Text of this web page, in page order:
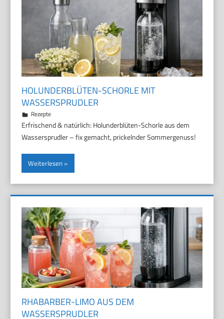
HOLUNDERBLÜTEN-SCHORLE MIT
WASSERSPRUDLER
29. März 2026
Marco
Rezepte
Erfrischend & natürlich: Holunderblüten-Schorle aus dem
Wassersprudler – fix gemacht, prickelnder Sommergenuss!
Weiterlesen
RHABARBER-LIMO AUS DEM
WASSERSPRUDLER